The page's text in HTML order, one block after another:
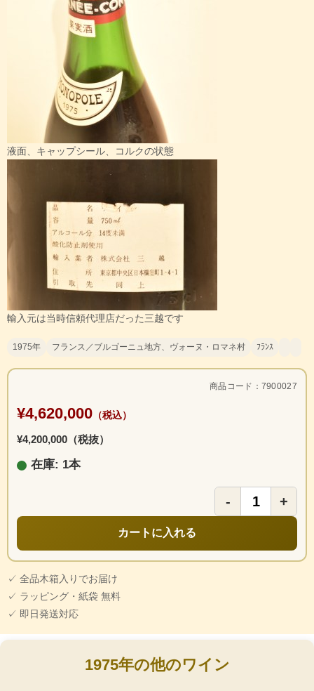
液面、キャップシール、コルクの状態
輸入元は当時信頼代理店だった三越です
1975年 フランス／ブルゴーニュ地方、ヴォーヌ・ロマネ村 ﾌﾗﾝｽ
商品コード：7900027
¥4,620,000 （税込）
¥4,200,000（税抜）
在庫: 1本
- +
カートに入れる
✓ 全品木箱入りでお届け
✓ ラッピング・紙袋 無料
✓ 即日発送対応
1975年の他のワイン